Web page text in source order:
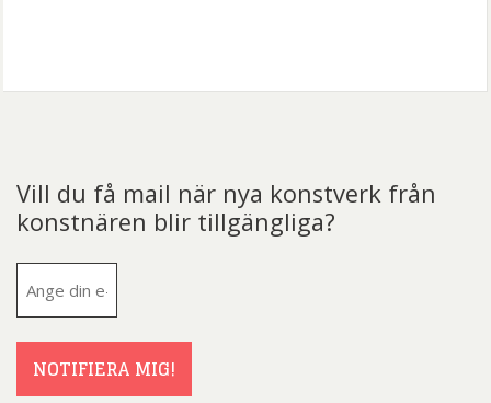
Vill du få mail när nya konstverk från
konstnären blir tillgängliga?
NOTIFIERA MIG!